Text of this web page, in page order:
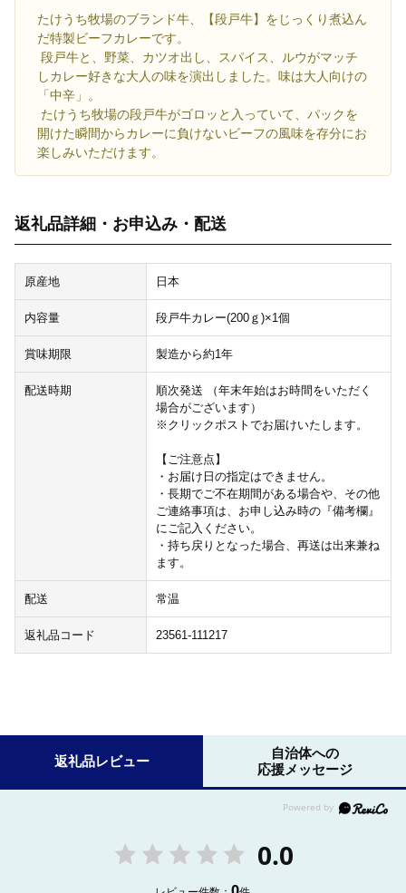
たけうち牧場のブランド牛、【段戸牛】をじっくり煮込ん
だ特製ビーフカレーです。
段戸牛と、野菜、カツオ出し、スパイス、ルウがマッチ
しカレー好きな大人の味を演出しました。味は大人向けの
「中辛」。
たけうち牧場の段戸牛がゴロッと入っていて、パックを
開けた瞬間からカレーに負けないビーフの風味を存分にお
楽しみいただけます。
返礼品詳細・お申込み・配送
原産地 日本
内容量 段戸牛カレー(200ｇ)×1個
賞味期限 製造から約1年
配送時期
順次発送 （年末年始はお時間をいただく
場合がございます）
※クリックポストでお届けいたします。
【ご注意点】
・お届け日の指定はできません。
・長期でご不在期間がある場合や、その他
ご連絡事項は、お申し込み時の『備考欄』
にご記入ください。
・持ち戻りとなった場合、再送は出来兼ね
ます。
配送 常温
返礼品コード 23561-111217
返礼品レビュー
自治体への
応援メッセージ
0.0